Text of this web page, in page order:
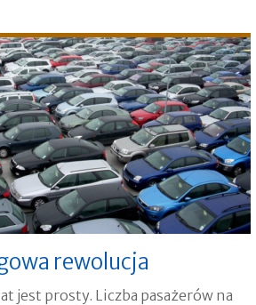
rewolucja
jest prosty. Liczba pasażerów na